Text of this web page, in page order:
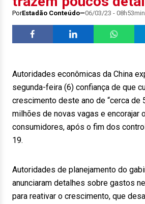
PorEstadão Conteúdo 06/03/23 - 08h53min
Autoridades econômicas da China
segunda-feira (6) confiança de que
crescimento deste ano de “cerca de
milhões de novas vagas e encorajar
consumidores, após o fim dos
19.
Autoridades de planejamento do
anunciaram detalhes sobre gastos
para reativar o crescimento, que